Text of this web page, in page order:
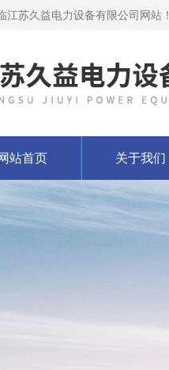
江苏久益电力设备有限公司网站！
站首页 关于我们